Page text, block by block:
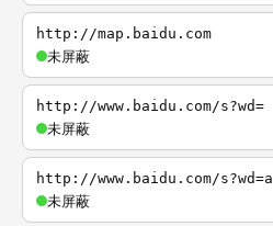
http://map.baidu.com
未屏蔽
http://www.baidu.com/s?wd=
未屏蔽
http://www.baidu.com/s?wd=a
未屏蔽